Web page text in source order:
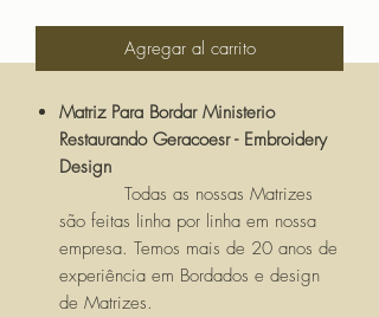
Agregar al carrito
Matriz Para Bordar Ministerio
Restaurando Geracoesr - Embroidery
Design
Todas as nossas Matrizes
são feitas linha por linha em nossa
empresa. Temos mais de 20 anos de
experiência em Bordados e design
de Matrizes.